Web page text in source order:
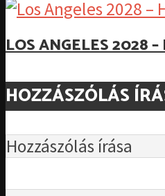
LOS ANGELES 2028
HOZZÁSZÓLÁS
Hozzászólás írása